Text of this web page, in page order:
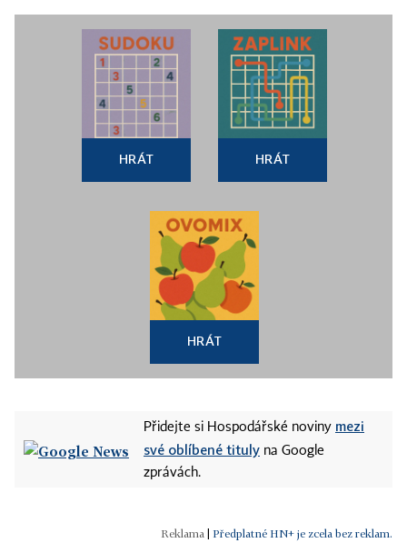
HRÁT HRÁT
HRÁT
Přidejte si Hospodářské noviny mezi
své oblíbené tituly na Google
zprávách.
Předplatné HN+ je zcela bez reklam.